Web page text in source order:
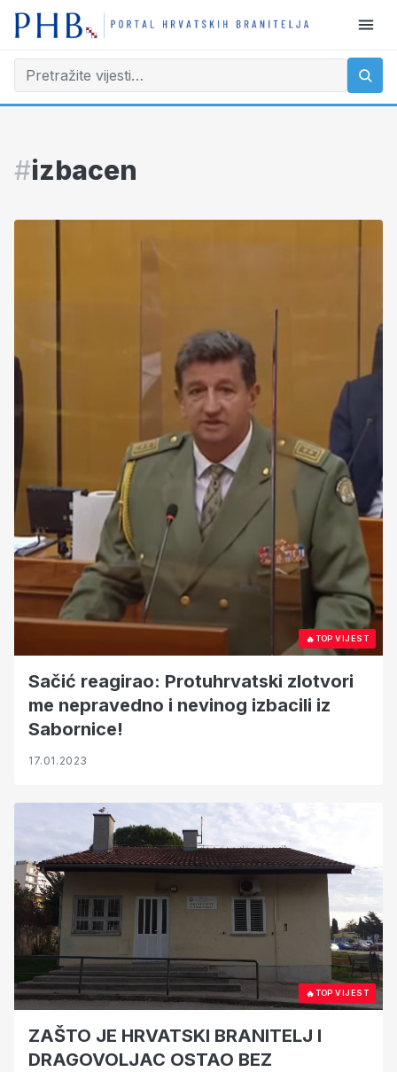
#izbacen
🔥TOP VIJEST
Sačić reagirao: Protuhrvatski zlotvori
me nepravedno i nevinog izbacili iz
Sabornice!
17.01.2023
🔥TOP VIJEST
ZAŠTO JE HRVATSKI BRANITELJ I
DRAGOVOLJAC OSTAO BEZ